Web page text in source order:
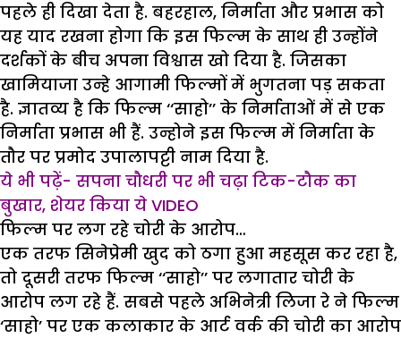
पहले ही दिखा देता है. बहरहाल, निर्माता और प्रभास को
यह याद रखना होगा कि इस फिल्म के साथ ही उन्होंने
दर्शकों के बीच अपना विश्वास खो दिया है. जिसका
खामियाजा उन्हे आगामी फिल्मों में भुगतना पड़ सकता
है. ज्ञातव्य है कि फिल्म ‘‘साहो’’ के निर्माताओं में से एक
निर्माता प्रभास भी हैं. उन्होने इस फिल्म में निर्माता के
तौर पर प्रमोद उपालापट्टी नाम दिया है.
ये भी पढ़ें- सपना चौधरी पर भी चढ़ा टिक-टौक का
बुखार, शेयर किया ये VIDEO
फिल्म पर लग रहे चोरी के आरोप…
एक तरफ सिनेप्रेमी खुद को ठगा हुआ महसूस कर रहा है,
तो दूसरी तरफ फिल्म ‘‘साहो’’ पर लगातार चोरी के
आरोप लग रहे हैं. सबसे पहले अभिनेत्री लिजा रे ने फिल्म
‘साहो’ पर एक कलाकार के आर्ट वर्क की चोरी का आरोप